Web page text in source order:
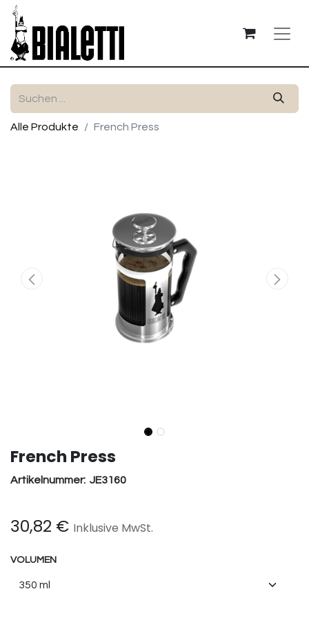
Alle Produkte French Press
French Press
Artikelnummer: JE3160
30,82 € Inklusive MwSt.
VOLUMEN